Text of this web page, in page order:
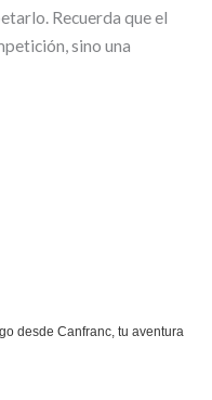
Recuerda que el
sino una
desde Canfranc, tu aventura